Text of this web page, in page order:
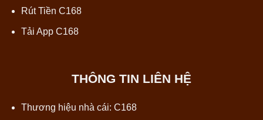
Rút Tiền C168
Tải App C168
THÔNG TIN LIÊN HỆ
Thương hiệu nhà cái: C168